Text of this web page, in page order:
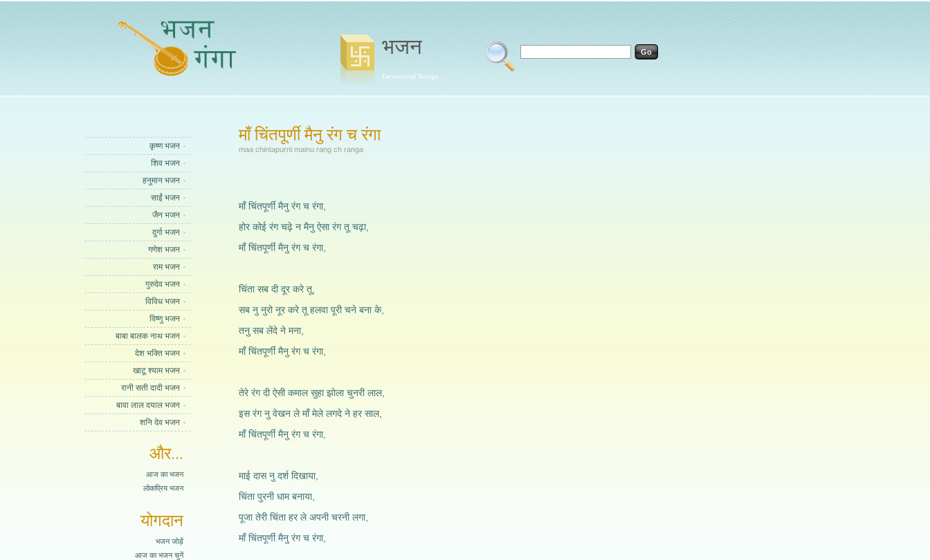
भजन
Devotional Songs
कृष्ण भजन
शिव भजन
हनुमान भजन
साईं भजन
जैन भजन
दुर्गा भजन
गणेश भजन
राम भजन
गुरुदेव भजन
विविध भजन
विष्णु भजन
बाबा बालक नाथ भजन
देश भक्ति भजन
खाटू श्याम भजन
रानी सती दादी भजन
बावा लाल दयाल भजन
शनि देव भजन
और...
आज का भजन
लोकप्रिय भजन
योगदान
भजन जोड़ें
आज का भजन चुनें
माँ चिंतपूर्णी मैनु रंग च रंगा
maa chintapurni mainu rang ch ranga
माँ चिंतपूर्णी मैनु रंग च रंगा,
होर कोई रंग चढ़े न मैनु ऐसा रंग तू चढ़ा,
माँ चिंतपूर्णी मैनु रंग च रंगा,
चिंता सब दी दूर करे तू,
सब नु नुरो नूर करे तू हलवा पूरी चने बना के,
तनु सब लेंदे ने मना,
माँ चिंतपूर्णी मैनु रंग च रंगा,
तेरे रंग दी ऐसी कमाल सुहा झोला चुनरी लाल,
इस रंग नु वेखन ले माँ मेले लगदे ने हर साल,
माँ चिंतपूर्णी मैनु रंग च रंगा,
माई दास नु दर्श दिखाया,
चिंता पुरनी धाम बनाया,
पूजा तेरी चिंता हर ले अपनी चरनी लगा,
माँ चिंतपूर्णी मैनु रंग च रंगा,